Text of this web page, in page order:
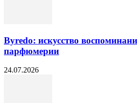
Byredo: искусство
парфюмерии
24.07.2026